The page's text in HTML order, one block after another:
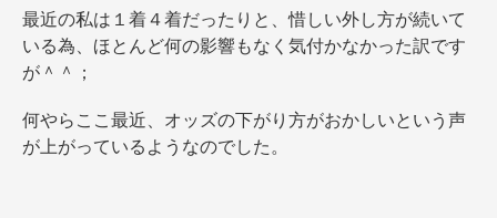
最近の私は１着４着だったりと、惜しい外し方が続いて
いる為、ほとんど何の影響もなく気付かなかった訳です
が＾＾；
何やらここ最近、オッズの下がり方がおかしいという声
が上がっているようなのでした。